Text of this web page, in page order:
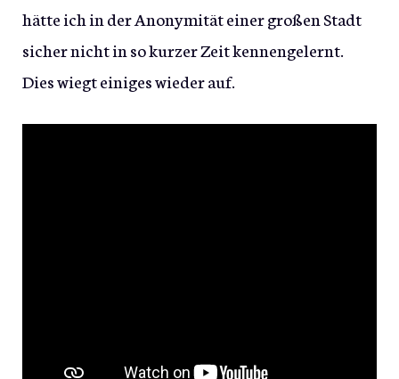
hätte ich in der Anonymität einer großen Stadt
sicher nicht in so kurzer Zeit kennengelernt.
Dies wiegt einiges wieder auf.